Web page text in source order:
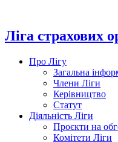
вмісту
Ліга страхових
Про Лігу
Загальна
Члени Ліги
Керівництво
Статут
Діяльність Ліги
Проєкти на
Комітети Ліги